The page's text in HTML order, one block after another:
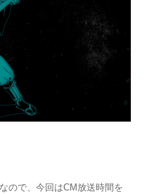
ので、今回はCM放送時間を